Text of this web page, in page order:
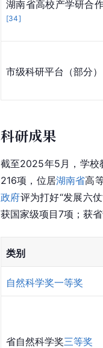
湖南省高校产学研合
[34]
市级科研平台（部分）
科研成果
截至2025年5月，学校
216项，位居湖南省高
政府评为打好“发展六
获国家级项目7项；获
类别
自然科学奖一等奖
省自然科学奖三等奖